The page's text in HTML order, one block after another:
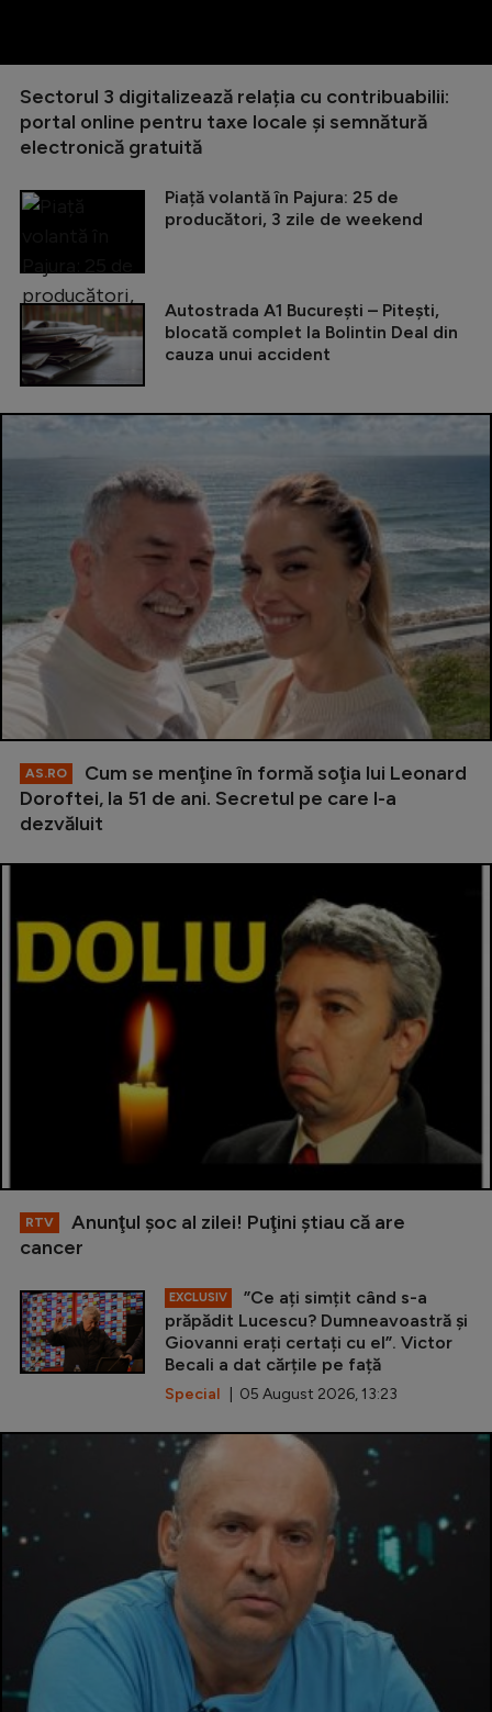
Sectorul 3 digitalizează relația cu contribuabilii:
portal online pentru taxe locale și semnătură
electronică gratuită
Piață volantă în Pajura: 25 de
producători, 3 zile de weekend
Autostrada A1 București – Pitești,
blocată complet la Bolintin Deal din
cauza unui accident
AS.RO
Cum se menţine în formă soţia lui Leonard
Doroftei, la 51 de ani. Secretul pe care l-a
dezvăluit
RTV
Anunţul şoc al zilei! Puţini ştiau că are
cancer
EXCLUSIV
”Ce ați simțit când s-a
prăpădit Lucescu? Dumneavoastră și
Giovanni erați certați cu el”. Victor
Becali a dat cărțile pe față
Special | 05 August 2026, 13:23